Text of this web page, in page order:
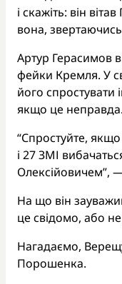
і скажіть: він
вона,
Артур Герасимов
фейки Кремля. У
його спростувати
якщо це неправда.
“Спростуйте,
і 27 ЗМІ
Олексійовичем”,
На що він
це свідомо, або
Нагадаємо,
Порошенка.